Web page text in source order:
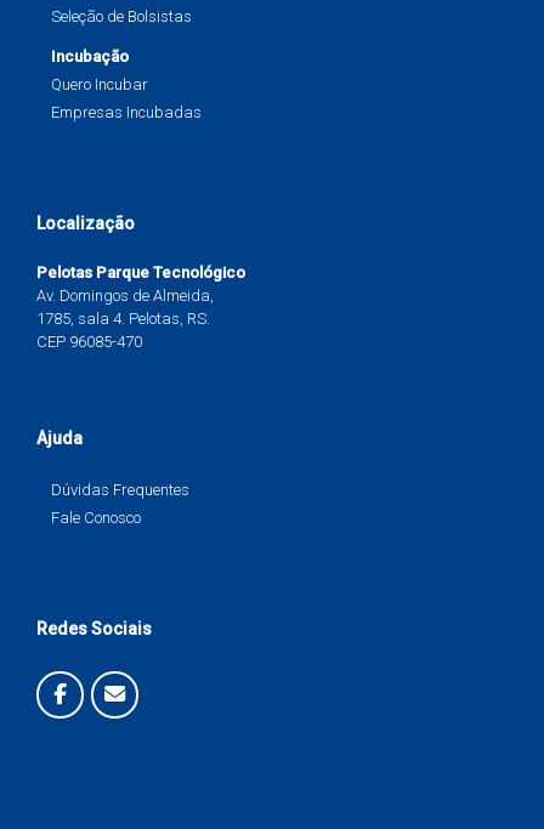
Seleção de Bolsistas
Incubação
Quero Incubar
Empresas Incubadas
Localização
Pelotas Parque Tecnológico
Av. Domingos de Almeida,
1785, sala 4. Pelotas, RS.
CEP 96085-470
Ajuda
Dúvidas Frequentes
Fale Conosco
Redes Sociais